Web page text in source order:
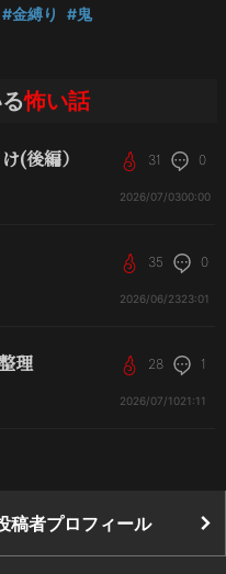
#金縛り #鬼
怖い話
(後編） 31 0
2026/07/0300:00
35 0
2026/06/2323:01
理 28 1
2026/07/1021:11
稿者プロフィール